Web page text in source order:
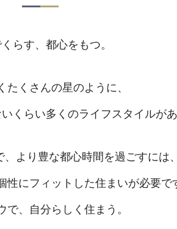
らす、都心をもつ。
たくさんの星のように、
くらい多くのライフスタイルがあ
より豊な都心時間を過ごすには、
性にフィットした住まいが必要で
で、自分らしく住まう。